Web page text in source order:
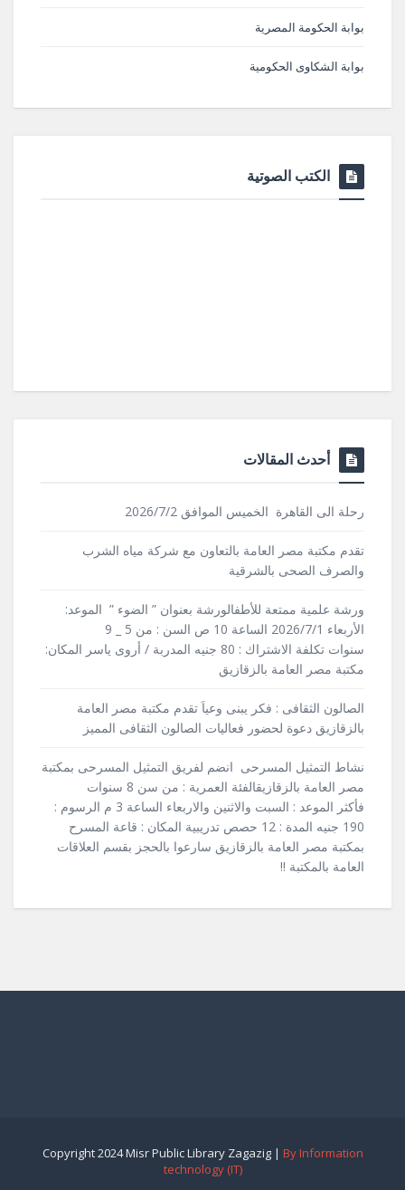
بوابة الحكومة المصرية
بوابة الشكاوى الحكومية
الكتب الصوتية
أحدث المقالات
رحلة الى القاهرة الخميس الموافق 2026/7/2
تقدم مكتبة مصر العامة بالتعاون مع شركة مياه الشرب
والصرف الصحى بالشرقية
ورشة علمية ممتعة للأطفالورشة بعنوان ” الضوء ” الموعد:
الأربعاء 2026/7/1 الساعة 10 ص السن : من 5 _ 9
سنوات تكلفة الاشتراك : 80 جنيه المدربة / أروى ياسر المكان:
مكتبة مصر العامة بالزقازيق
الصالون الثقافى : فكر يبنى وعياَ تقدم مكتبة مصر العامة
بالزقازيق دعوة لحضور فعاليات الصالون الثقافى المميز
نشاط التمثيل المسرحى انضم لفريق التمثيل المسرحى بمكتبة
مصر العامة بالزقازيقالفئة العمرية : من سن 8 سنوات
فأكثر الموعد : السبت والاثنين والاربعاء الساعة 3 م الرسوم :
190 جنيه المدة : 12 حصص تدريبية المكان : قاعة المسرح
بمكتبة مصر العامة بالزقازيق سارعوا بالحجز بقسم العلاقات
العامة بالمكتبة !!
Copyright 2024 Misr Public Library Zagazig | By Information
technology (IT)